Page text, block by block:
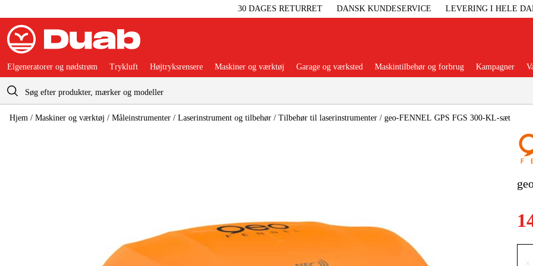
30 DAGES RETURRET DANSK KUNDESERVICE LEVERING I HELE
Indkøbskurv Populære kategorier
Elgeneratorer og nødstrøm Trykluft Højtryksrensere Maskiner og værktøj Garage og værksted Maskintilbehør og forbrug Kampagner
Hjem / Maskiner og værktøj / Måleinstrumenter / Laserinstrument og tilbehør / Tilbehør til laserinstrumenter / geo-FENNEL GPS FGS 300-KL-sæt
×